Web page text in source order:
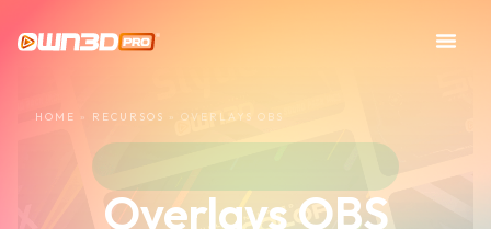
HOME » RECURSOS » OVERLAYS OBS
Overlays OBS